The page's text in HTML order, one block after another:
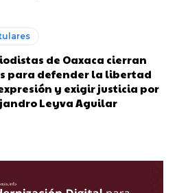
de Oaxaca cierran
para defender la libertad
y exigir justicia por
Leyva Aguilar